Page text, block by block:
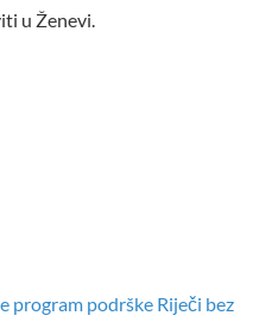
u Ženevi.
program podrške Riječi bez